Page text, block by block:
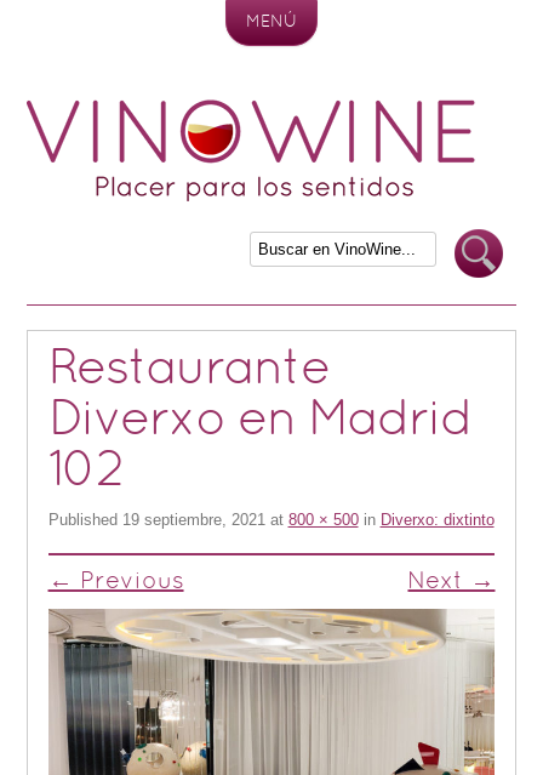
MENÚ
Restaurante
Diverxo en Madrid
102
Published 19 septiembre, 2021at 800 × 500in Diverxo: dixtinto
← Previous Next →